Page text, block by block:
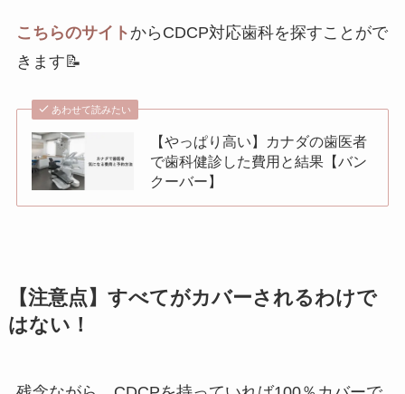
こちらのサイト からCDCP対応歯科を探すことがで
きます📝
あわせて読みたい
【やっぱり高い】カナダの歯医者
で歯科健診した費用と結果【バン
クーバー】
【注意点】すべてがカバーされるわけで
はない！